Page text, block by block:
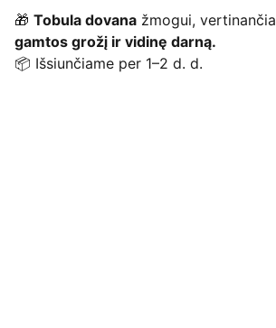
🎁 Tobula dovana žmogui,
gamtos grožį ir vidinę darną.
📦 Išsiunčiame per 1–2 d. d.